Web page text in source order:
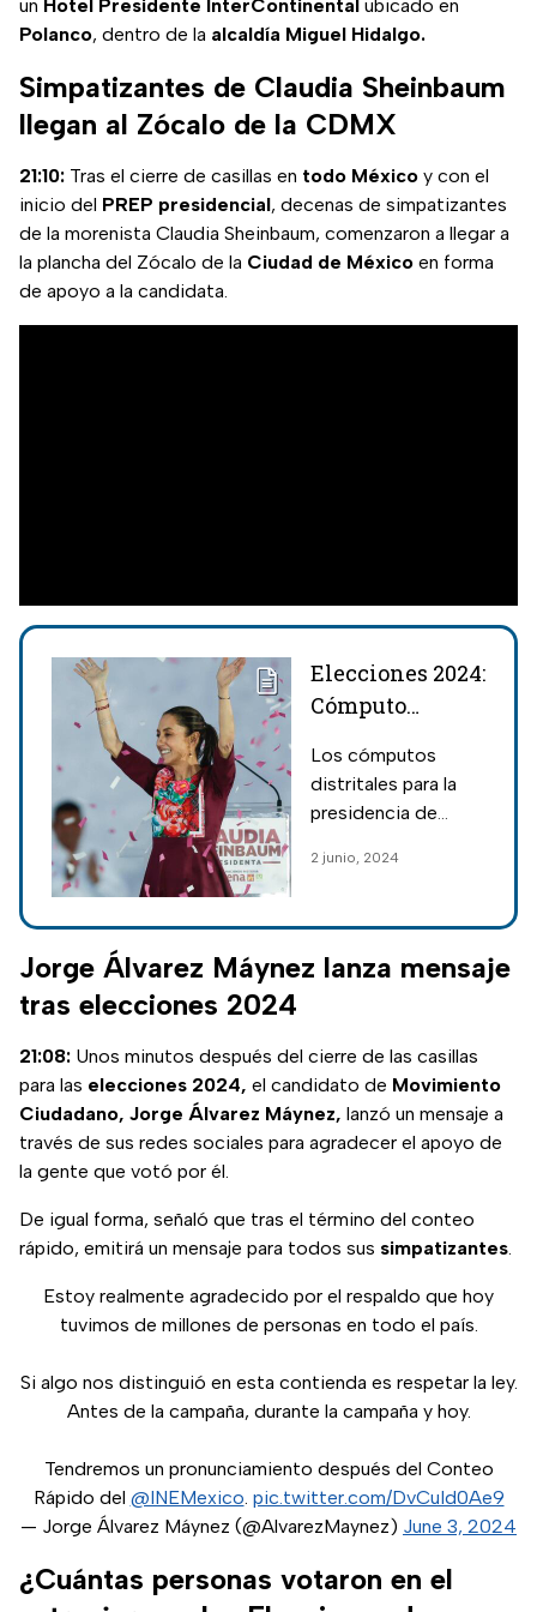
un Hotel Presidente InterContinental ubicado en
Polanco, dentro de la alcaldía Miguel Hidalgo.
Simpatizantes de Claudia Sheinbaum
llegan al Zócalo de la CDMX
21:10: Tras el cierre de casillas en todo México y con el
inicio del PREP presidencial, decenas de simpatizantes
de la morenista Claudia Sheinbaum, comenzaron a llegar a
la plancha del Zócalo de la Ciudad de México en forma
de apoyo a la candidata.
Elecciones 2024:
Cómputo
presidencia
confirma
Claudia
Los cómputos
distritales para la
presidencia de
triunfo a Claudia
conteo del INE
concluyó al 100%.
2 junio, 2024
Jorge Álvarez Máynez lanza mensaje
tras elecciones 2024
21:08: Unos minutos después del cierre de las casillas
para las elecciones 2024, el candidato de Movimiento
Ciudadano, Jorge Álvarez Máynez, lanzó un mensaje a
través de sus redes sociales para agradecer el apoyo de
la gente que votó por él.
De igual forma, señaló que tras el término del conteo
rápido, emitirá un mensaje para todos sus simpatizantes
Estoy realmente agradecido por el respaldo que hoy
tuvimos de millones de personas en todo el país.
Si algo nos distinguió en esta contienda es respetar la ley.
Antes de la campaña, durante la campaña y hoy.
Tendremos un pronunciamiento después del Conteo
Rápido del @INEMexico pic.twitter.com/DvCuId0Ae9
— Jorge Álvarez Máynez (@AlvarezMaynez) June 3, 2024
¿Cuántas personas votaron en el